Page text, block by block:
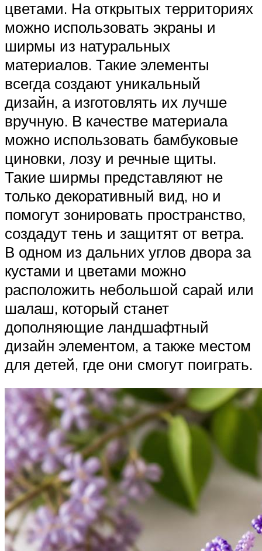
цветами. На открытых территориях
можно использовать экраны и
ширмы из натуральных
материалов. Такие элементы
всегда создают уникальный
дизайн, а изготовлять их лучше
вручную. В качестве материала
можно использовать бамбуковые
циновки, лозу и речные щиты.
Такие ширмы представляют не
только декоративный вид, но и
помогут зонировать пространство,
создадут тень и защитят от ветра.
В одном из дальних углов двора за
кустами и цветами можно
расположить небольшой сарай или
шалаш, который станет
дополняющие ландшафтный
дизайн элементом, а также местом
для детей, где они смогут поиграть.